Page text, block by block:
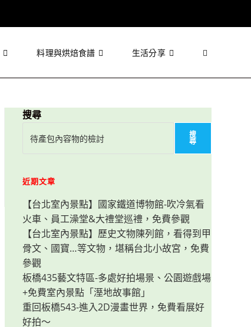
料理與烘焙食譜 生活分享 Toggle
search
搜尋
搜
尋
近期文章
【台北室內景點】國家鐵道博物館-吹冷氣看
火車、員工澡堂&大禮堂巡禮，免費參觀
【台北室內景點】歷史文物陳列館，看得到甲
骨文、國寶…等文物，堪稱台北小故宮，免費
參觀
板橋435藝文特區-多處好拍場景、公園遊戲場
+免費室內景點「溼地故事館」
重回板橋543-進入2D漫畫世界，免費看展好
好拍～